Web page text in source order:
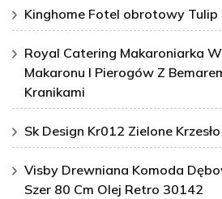
Kinghome Fotel obrotowy Tulip
Royal Catering Makaroniarka
Makaronu I Pierogów Z
Kranikami
Sk Design Kr012 Zielone
Visby Drewniana Komoda
Szer 80 Cm Olej Retro 30142